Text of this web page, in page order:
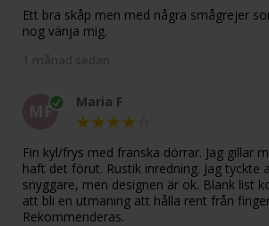
Ett bra skåp men med några smågrejer
1 månad sedan
MF Maria F
Fin kyl/frys med franska dörrar. Jag gillar
haft det förut. Rustik inredning. Jag tyckte
snyggare, men designen är ok. Blank list
att bli en utmaning att hålla rent från
Rekommenderas.